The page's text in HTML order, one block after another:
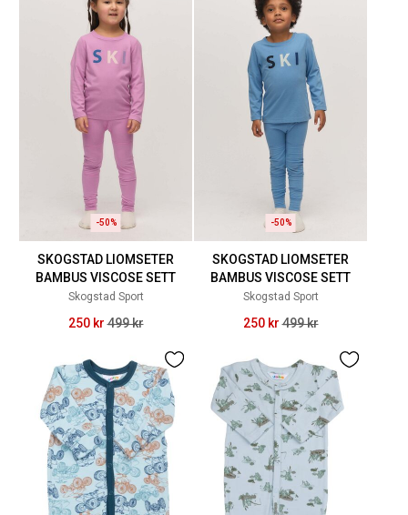
-50%
SKOGSTAD LIOMSETER
BAMBUS VISCOSE SETT
Skogstad Sport
250 kr 499 kr
-50%
SKOGSTAD LIOMSETER
BAMBUS VISCOSE SETT
Skogstad Sport
250 kr 499 kr